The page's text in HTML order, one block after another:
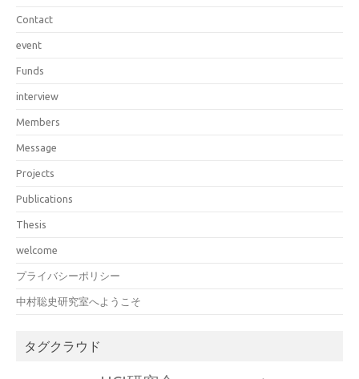
Contact
event
Funds
interview
Members
Message
Projects
Publications
Thesis
welcome
プライバシーポリシー
中村聡史研究室へようこそ
タグクラウド